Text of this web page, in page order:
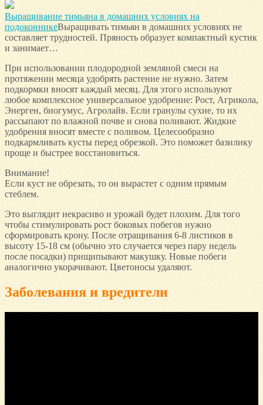
Выращивание тимьяна в домашних условиях на
подоконникеВыращивать тимьян в домашних условиях не
составляет трудностей. Пряность образует компактный кустик
и занимает…
При использовании плодородной земляной смеси на
протяжении месяца удобрять растение не нужно. Затем
подкормки вносят каждый месяц. Для этого используют
любое комплексное универсальное удобрение: Рост, Агрикола,
Энерген, биогумус, Агролайв. Если гранулы сухие, то их
рассыпают по влажной почве и снова поливают. Жидкие
удобрения вносят вместе с поливом. Целесообразно
подкармливать кусты перед обрезкой. Это поможет базилику
проще и быстрее восстановиться.
Внимание!
Если куст не обрезать, то он вырастет с одним прямым
стеблем.
Это выглядит некрасиво и урожай будет плохим. Для того
чтобы стимулировать рост боковых побегов нужно
сформировать крону. После отращивания 6-8 листиков в
высоту 15-18 см (обычно это случается через пару недель
после посадки) прищипывают макушку. Новые побеги
аналогично укорачивают. Цветоносы удаляют.
Заболевания и вредители